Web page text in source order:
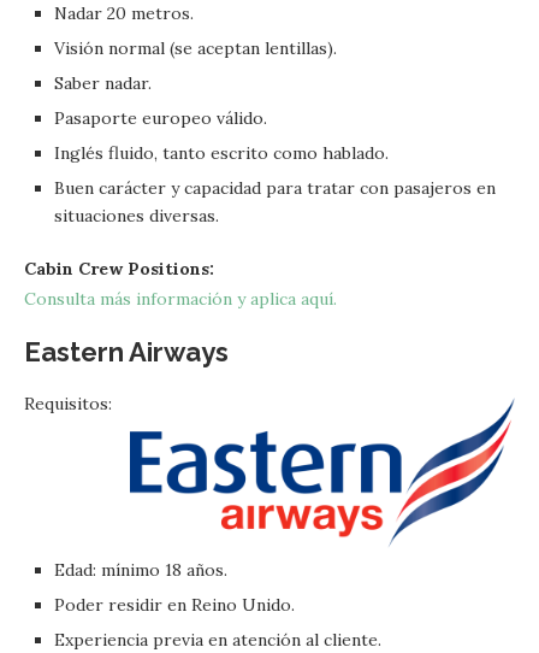
Nadar 20 metros.
Visión normal (se aceptan lentillas).
Saber nadar.
Pasaporte europeo válido.
Inglés fluido, tanto escrito como hablado.
Buen carácter y capacidad para tratar con pasajeros en
situaciones diversas.
Cabin Crew Positions:
Consulta más información y aplica aquí.
Eastern Airways
Requisitos:
Edad: mínimo 18 años.
Poder residir en Reino Unido.
Experiencia previa en atención al cliente.